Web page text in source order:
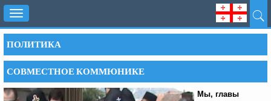
Toggle
navigation
ПОЛИТИКА
СОВМЕСТНОЕ КОММЮНИКЕ
Мы, главы